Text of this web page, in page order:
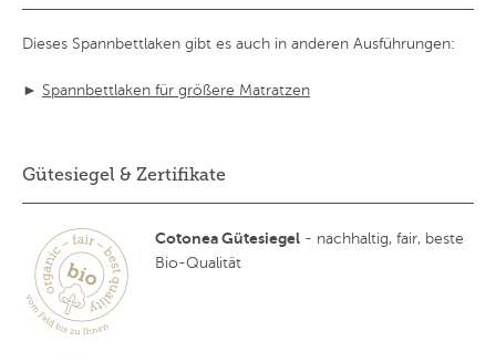
Dieses Spannbettlaken gibt es auch in anderen Ausführungen:
► Spannbettlaken für größere Matratzen
Gütesiegel & Zertifikate
Cotonea Gütesiegel - nachhaltig, fair, beste
Bio-Qualität